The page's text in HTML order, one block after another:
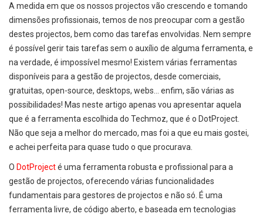
A medida em que os nossos projectos vão crescendo e tomando
dimensões profissionais, temos de nos preocupar com a gestão
destes projectos, bem como das tarefas envolvidas. Nem sempre
é possível gerir tais tarefas sem o auxílio de alguma ferramenta, e
na verdade, é impossível mesmo! Existem várias ferramentas
disponíveis para a gestão de projectos, desde comerciais,
gratuitas, open-source, desktops, webs… enfim, são várias as
possibilidades! Mas neste artigo apenas vou apresentar aquela
que é a ferramenta escolhida do Techmoz, que é o DotProject.
Não que seja a melhor do mercado, mas foi a que eu mais gostei,
e achei perfeita para quase tudo o que procurava.
O DotProjecté uma ferramenta robusta e profissional para a
gestão de projectos, oferecendo várias funcionalidades
fundamentais para gestores de projectos e não só. É uma
ferramenta livre, de código aberto, e baseada em tecnologias